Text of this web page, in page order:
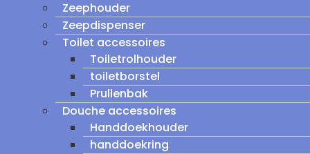
Zeephouder
Zeepdispenser
Toilet accessoires
Toiletrolhouder
toiletborstel
Prullenbak
Douche accessoires
Handdoekhouder
handdoekring